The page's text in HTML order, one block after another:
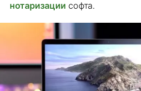
нотаризации софта.